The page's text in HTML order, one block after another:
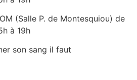
(Salle P. de Montesquiou) de
à 19h
son sang il faut